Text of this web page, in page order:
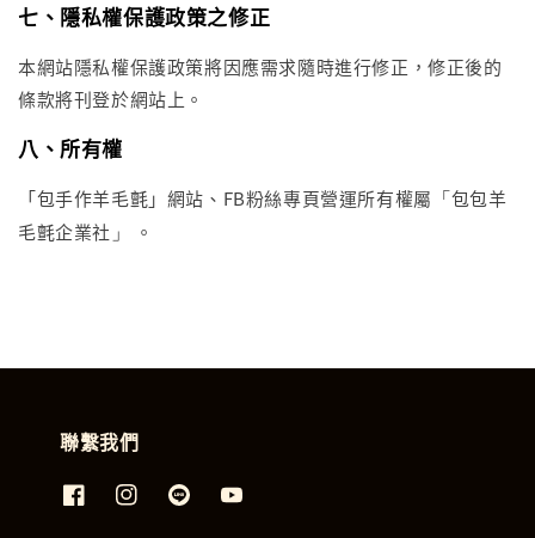
七、隱私權保護政策之修正
本網站隱私權保護政策將因應需求隨時進行修正，修正後的
條款將刊登於網站上。
八、所有權
「包手作羊毛氈」網站、FB粉絲專頁營運所有權屬 「包包羊
毛氈企業社 」 。
聯繫我們